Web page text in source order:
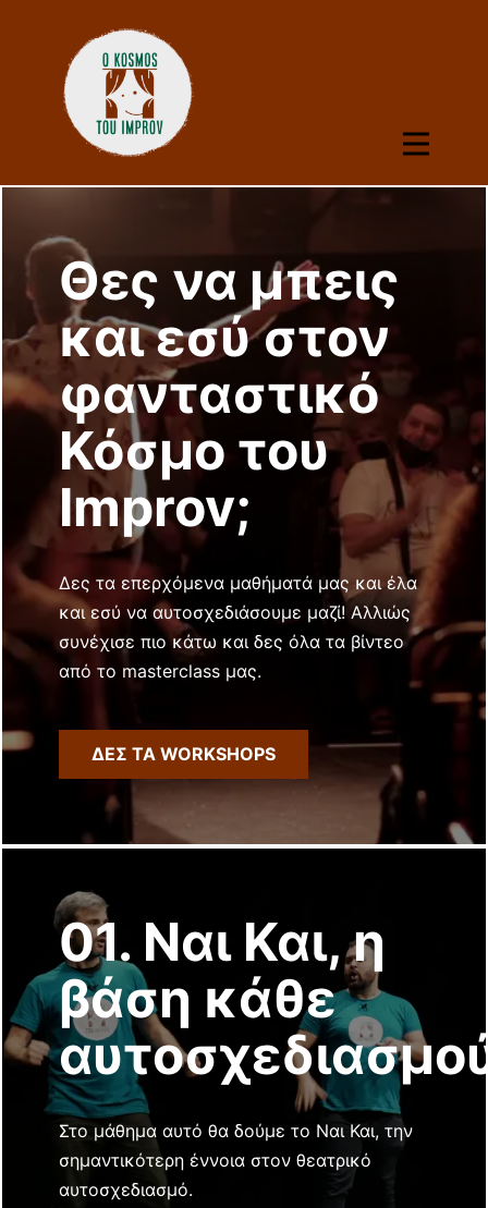
Θες να μπεις
και εσύ στον
φανταστικό
Κόσμο του
Improv;
Δες τα επερχόμενα μαθήματά μας και έλα
και εσύ να αυτοσχεδιάσουμε μαζί! Αλλιώς
συνέχισε πιο κάτω και δες όλα τα βίντεο
από το masterclass μας.
ΔΕΣ ΤΑ WORKSHOPS
01. Ναι Και, η
βάση κάθε
Στο μάθημα αυτό θα δούμε το Ναι Και, την
σημαντικότερη έννοια στον θεατρικό
αυτοσχεδιασμό.